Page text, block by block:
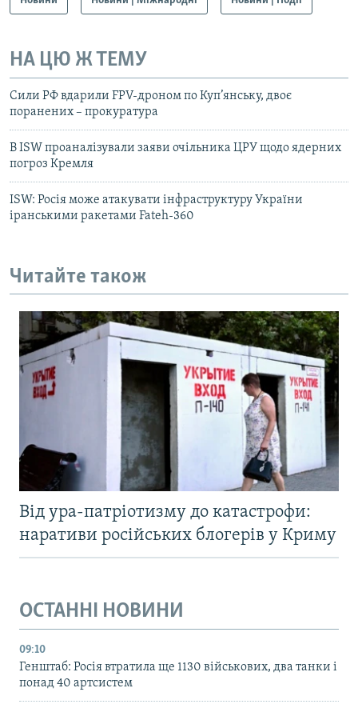
НА ЦЮ Ж ТЕМУ
Сили РФ вдарили FPV-дроном по Куп’янську, двоє
поранених – прокуратура
В ISW проаналізували заяви очільника ЦРУ щодо ядерних
погроз Кремля
ISW: Росія може атакувати інфраструктуру України
іранськими ракетами Fateh-360
Читайте також
Від ура-патріотизму до катастрофи:
наративи російських блогерів у Криму
ОСТАННІ НОВИНИ
09:10
Генштаб: Росія втратила ще 1130 військових, два танки і
понад 40 артсистем